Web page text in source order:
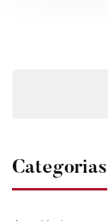
Categorias